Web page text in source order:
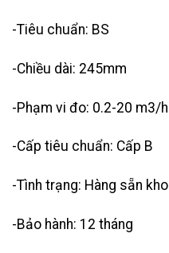
-Tiêu chuẩn: BS
-Chiều dài: 245mm
-Phạm vi đo: 0.2-20 m3/h
-Cấp tiêu chuẩn: Cấp B
-Tình trạng: Hàng sẵn kho
-Bảo hành: 12 tháng